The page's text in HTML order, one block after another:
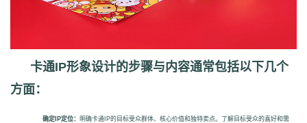
卡通IP形象设计的步骤与内容通常包括以下几个
方面：
确定IP定位： 明确卡通IP的目标受众群体、核心价值和独特卖点。了解目标受众的喜好和需